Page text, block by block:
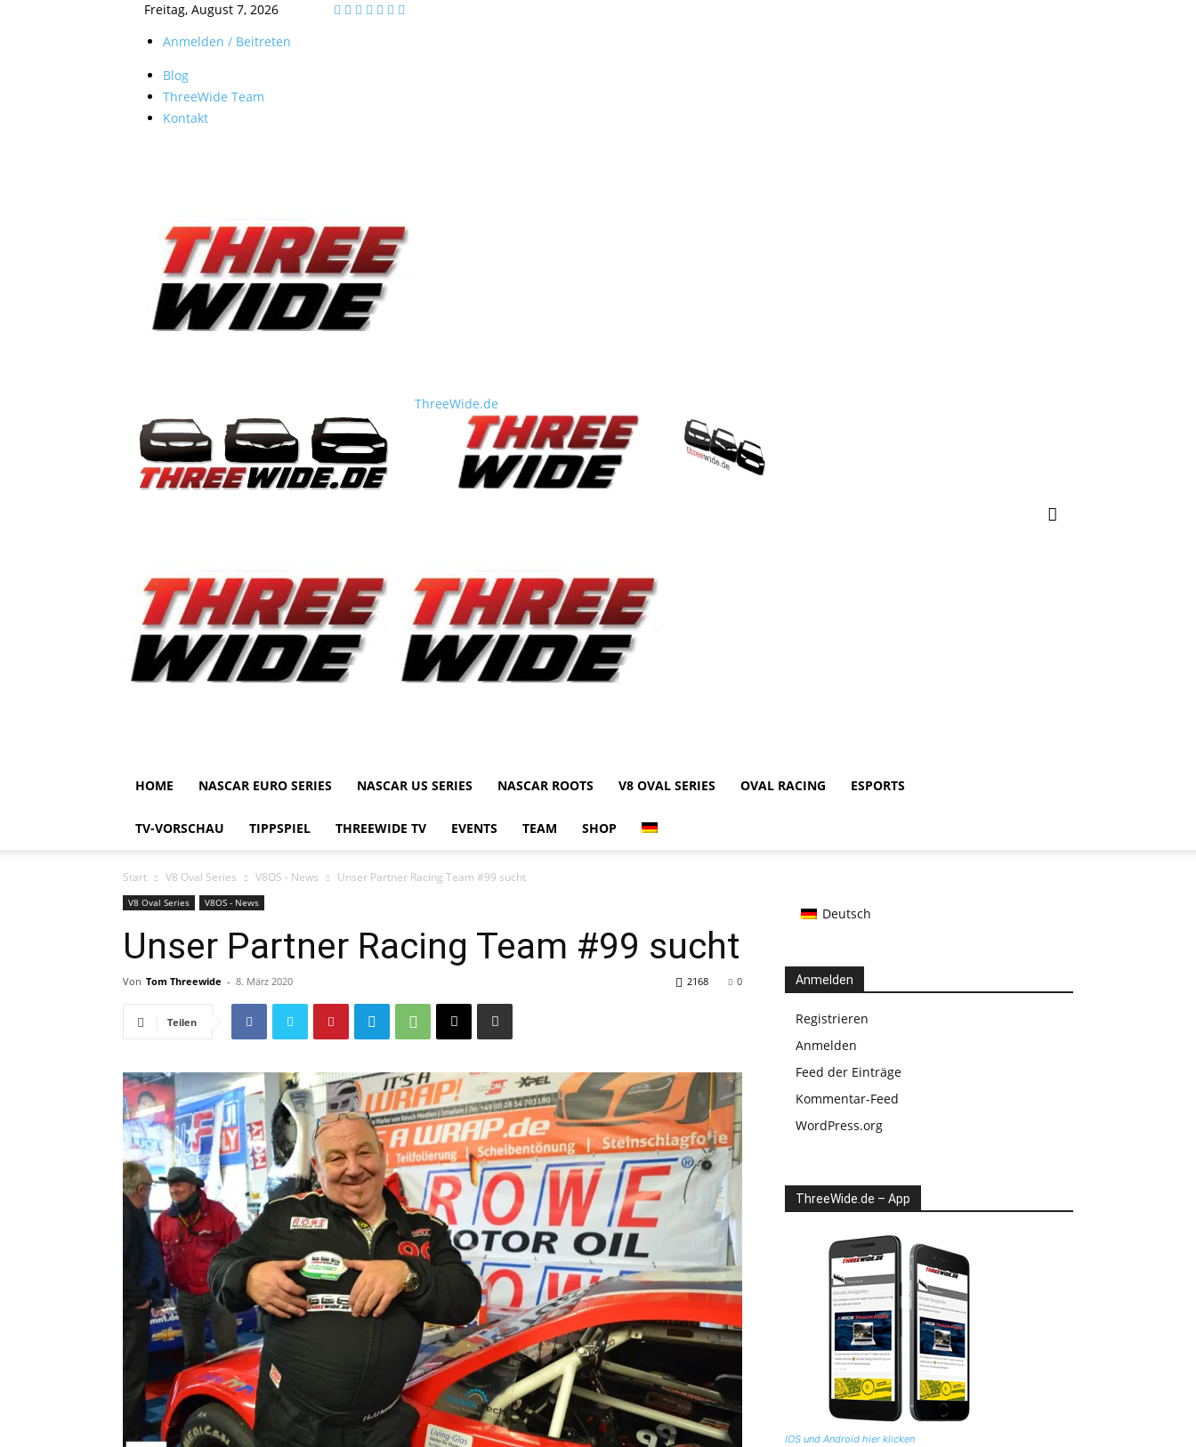
Freitag, August 7, 2026
Anmelden / Beitreten
Blog
ThreeWide Team
Kontakt
ThreeWide.de
HOME NASCAR EURO SERIES NASCAR US SERIES NASCAR ROOTS V8 OVAL SERIES OVAL RACING ESPORTS
TV-VORSCHAU TIPPSPIEL THREEWIDE TV EVENTS TEAM SHOP
Start V8 Oval Series V8OS - News Unser Partner Racing Team #99 sucht
V8 Oval Series V8OS - News
Unser Partner Racing Team #99 sucht
Von Tom Threewide - 8. März 2020 0
2168
Teilen
Deutsch
Anmelden
Registrieren
Anmelden
Feed der Einträge
Kommentar-Feed
WordPress.org
ThreeWide.de – App
IOS und Android hier klicken